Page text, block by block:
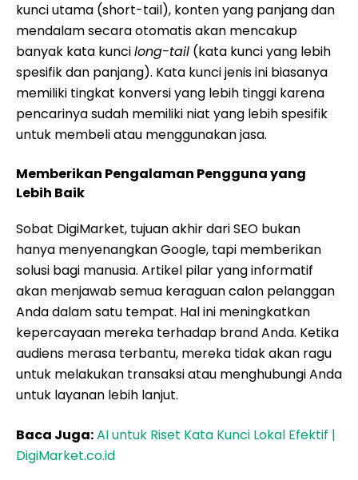
kunci utama (short-tail), konten yang panjang dan
mendalam secara otomatis akan mencakup
banyak kata kuncilong-tail (kata kunci yang lebih
spesifik dan panjang). Kata kunci jenis ini biasanya
memiliki tingkat konversi yang lebih tinggi karena
pencarinya sudah memiliki niat yang lebih spesifik
untuk membeli atau menggunakan jasa.
Memberikan Pengalaman Pengguna yang
Lebih Baik
Sobat DigiMarket, tujuan akhir dari SEO bukan
hanya menyenangkan Google, tapi memberikan
solusi bagi manusia. Artikel pilar yang informatif
akan menjawab semua keraguan calon pelanggan
Anda dalam satu tempat. Hal ini meningkatkan
kepercayaan mereka terhadap brand Anda. Ketika
audiens merasa terbantu, mereka tidak akan ragu
untuk melakukan transaksi atau menghubungi Anda
untuk layanan lebih lanjut.
Baca Juga:AI untuk Riset Kata Kunci Lokal Efektif |
DigiMarket.co.id